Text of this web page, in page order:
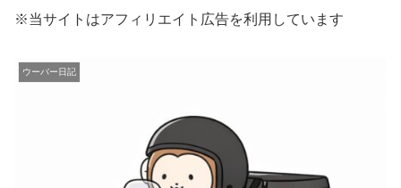
※当サイトはアフィリエイト広告を利用しています
ウーバー日記